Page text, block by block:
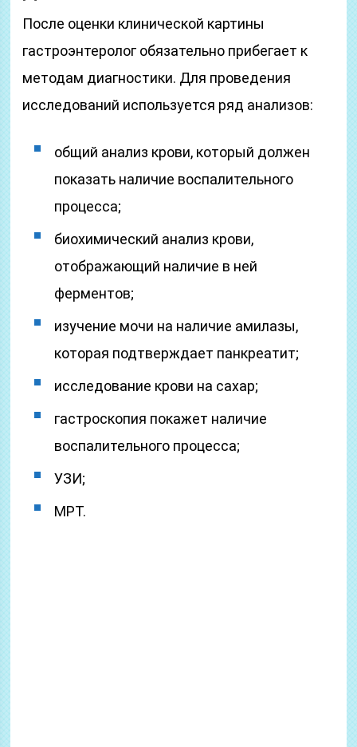
После оценки клинической картины
гастроэнтеролог обязательно прибегает к
методам диагностики. Для проведения
исследований используется ряд анализов:
общий анализ крови, который должен
показать наличие воспалительного
процесса;
биохимический анализ крови,
отображающий наличие в ней
ферментов;
изучение мочи на наличие амилазы,
которая подтверждает панкреатит;
исследование крови на сахар;
гастроскопия покажет наличие
воспалительного процесса;
УЗИ;
МРТ.